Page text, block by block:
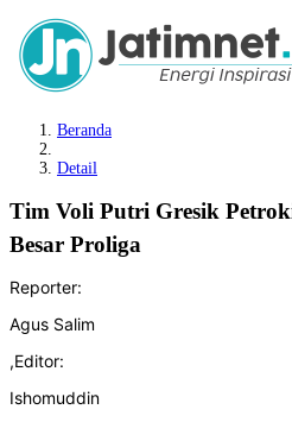
Beranda
Detail
Tim Voli Putri Gresik
Besar Proliga
Reporter:
Agus Salim
,Editor:
Ishomuddin